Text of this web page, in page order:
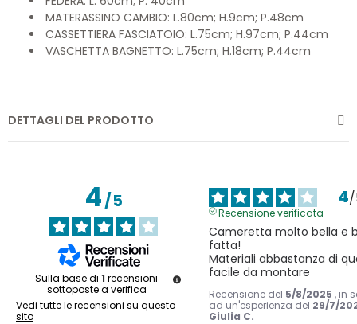
MATERASSINO CAMBIO: L.80cm; H.9cm; P.48cm
CASSETTIERA FASCIATOIO: L.75cm; H.97cm; P.44cm
VASCHETTA BAGNETTO: L.75cm; H.18cm; P.44cm
DETTAGLI DEL PRODOTTO
4/5
Sulla base di 1 recensioni
sottoposte a verifica
Vedi tutte le recensioni su questo
sito
4/
Recensione verificata
Cameretta molto bella e
fatta!
Materiali abbastanza di
facile da montare
Recensione del 5/8/2025 , in
ad un'esperienza del 29/7/
Giulia C.